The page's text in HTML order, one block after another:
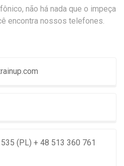
não há nada que o impeça
encontra nossos telefones.
(PL) + 48 513 360 761